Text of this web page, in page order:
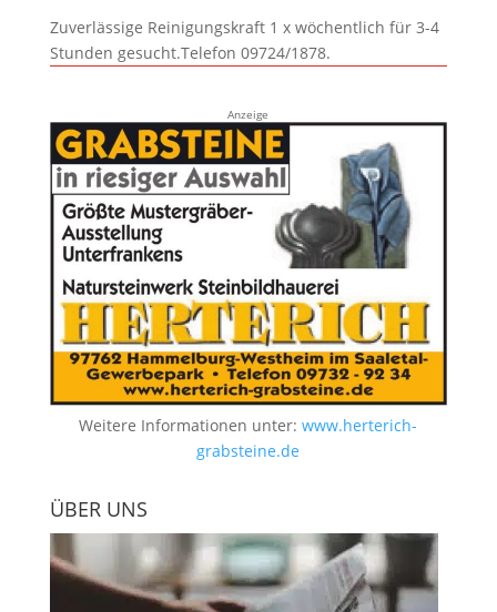
Zuverlässige Reinigungskraft 1 x wöchentlich für 3-4
Stunden gesucht.Telefon 09724/1878.
Anzeige
Weitere Informationen unter:www.herterich-
grabsteine.de
ÜBER UNS